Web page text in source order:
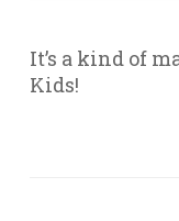
It’s a kind of
Kids!